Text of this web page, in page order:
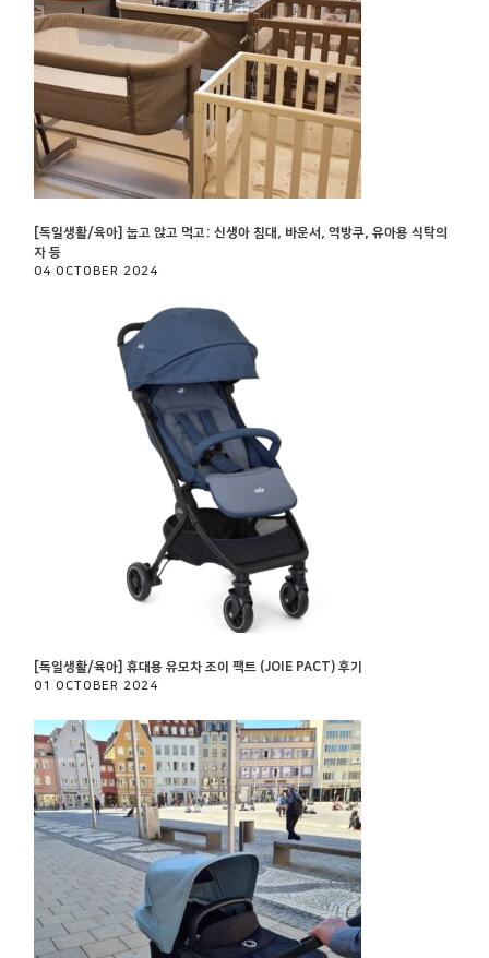
[독일생활/육아] 눕고 앉고 먹고: 신생아 침대, 바운서, 역방쿠, 유아용 식탁의
자 등
04 OCTOBER 2024
[독일생활/육아] 휴대용 유모차 조이 팩트 (JOIE PACT) 후기
01 OCTOBER 2024